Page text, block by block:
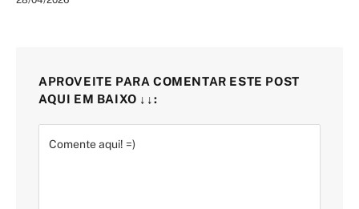
APROVEITE PARA COMENTAR ESTE POST
AQUI EM BAIXO ↓↓: